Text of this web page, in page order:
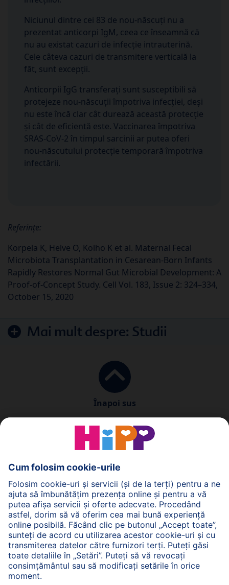
Niciunul dintre cei 83 de nou-născuți nu a
prezentat anticorpi IgM, ceea ce înseamnă că
nu au existat cazuri de infecție intrauterină.
Cele câteva cazuri de transmitere verticală la
făt, sunt excepții.
Anticorpii IgG transferați sunt susceptibili să
protejeze nou-născuții împotriva infecției, deși
nu este încă clar cât durează această protecție
și cât de eficientă este. Vaccinarea împotriva
SRAS-CoV-2 în timpul sarcinii ar putea oferi
nou-născutului protecție temporară împotriva
infectării.
Referințe:
Korpela K, Helve O, Kolho K et al. Maternal Fecal
Microbiota Transplantation in Cesarean-Born Infants
Rapidly Restores Normal Gut Microbial Development: A
Proof-of-Concept Study. Cell Vol. 183, Issue 2: 324–334,
October 15, 2020
Mai mult despre: Studii
Înapoi sus
Politica de Confidenţialitate
Termenii generali pentru utilizarea serviciilor noastre
web
Imprimare
Despre HiPP Contact
Transmiterea datelor este securizată prin criptare.